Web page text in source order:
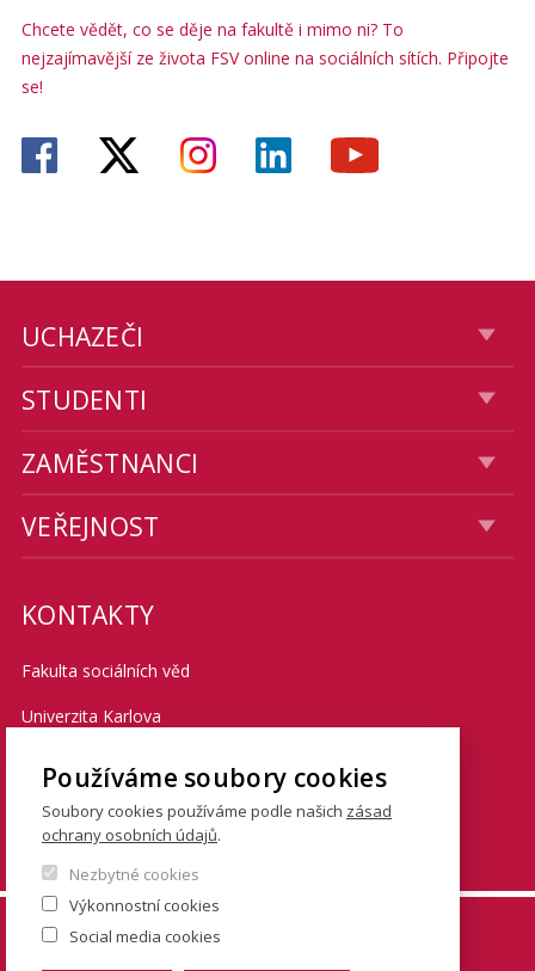
Chcete vědět, co se děje na fakultě i mimo ni? To
nejzajímavější ze života FSV online na sociálních sítích. Připojte
se!
UCHAZEČI
STUDENTI
ZAMĚSTNANCI
VEŘEJNOST
KONTAKTY
Fakulta sociálních věd
Univerzita Karlova
Praha 1 110 01
Tel.: + 420 222 112 111
© FSV UK 2026, photo: UK ,
Používáme soubory cookies
Soubory cookies používáme podle našich zásad
ochrany osobních údajů.
Nezbytné cookies
Výkonnostní cookies
Social media cookies